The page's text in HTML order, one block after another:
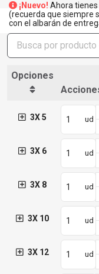
¡Nuevo! Ahora
(recuerda que siempre
con el albarán de
Opciones
3X 5 ud
3X 6 ud
3X 8 ud
3X 10 ud
3X 12 ud